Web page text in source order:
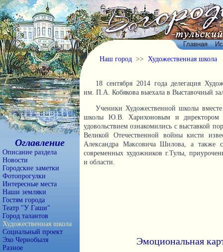
Оглавление
Описание раздела
Новости
Городские заметки
Фотопрогулки
Интересные места
Наши земляки
Гостям города
Театр "У Гаши"
Город талантов
Художественная школа
Социальный проект
Эхо Чернобыля
Разное
Главная
Наш город >> Художественная школа
18 сентября 2014 года делегация
им. П.А. Кобякова выехала в Выставочный
Ученики Художественной школы вместе
школы Ю.В. Харихоновым и
удовольствием ознакомились с выставкой
Великой Отечественной войны кисти
Александра Максовича Шилова, а также с
современных художников г.Тулы,
и области.
Эмоциональная